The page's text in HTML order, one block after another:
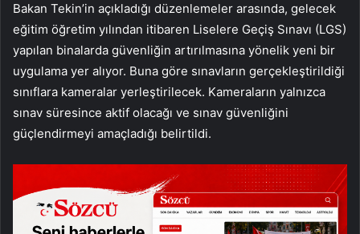
Bakan Tekin’in açıkladığı düzenlemeler arasında, gelecek
eğitim öğretim yılından itibaren Liselere Geçiş Sınavı (LGS)
yapılan binalarda güvenliğin artırılmasına yönelik yeni bir
uygulama yer alıyor. Buna göre sınavların gerçekleştirildiği
sınıflara kameralar yerleştirilecek. Kameraların yalnızca
sınav süresince aktif olacağı ve sınav güvenliğini
güçlendirmeyi amaçladığı belirtildi.